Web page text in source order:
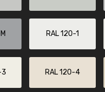
RAL 120-1
3 RAL 120-4